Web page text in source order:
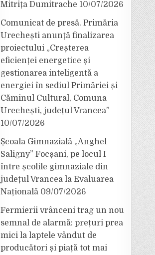
Mitrița Dumitrache 10/07/2026
Comunicat de presă. Primăria
Urechești anunță finalizarea
proiectului „Creșterea
eficienței energetice și
gestionarea inteligentă a
energiei în sediul Primăriei și
Căminul Cultural, Comuna
Urechești, județul Vrancea”
10/07/2026
Școala Gimnazială „Anghel
Saligny” Focșani, pe locul I
între școlile gimnaziale din
județul Vrancea la Evaluarea
Națională 09/07/2026
Fermierii vrânceni trag un nou
semnal de alarmă: prețuri prea
mici la laptele vândut de
producători și piață tot mai